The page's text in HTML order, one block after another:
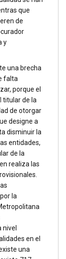
que
de
y
una brecha
falta
porque el
titular de la
de otorgar
designe a
disminuir la
entidades,
de la
realiza las
la
en el
una